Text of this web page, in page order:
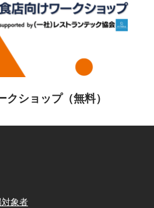
クショップ（無料）
象者